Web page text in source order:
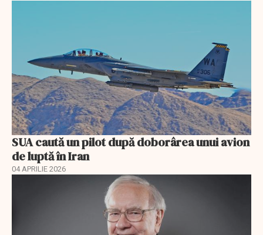
SUA caută un pilot după doborârea unui avion
de luptă în Iran
04 APRILIE 2026